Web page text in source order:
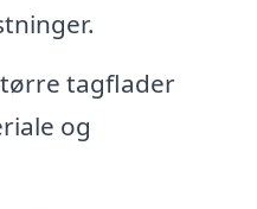
tagflader
og